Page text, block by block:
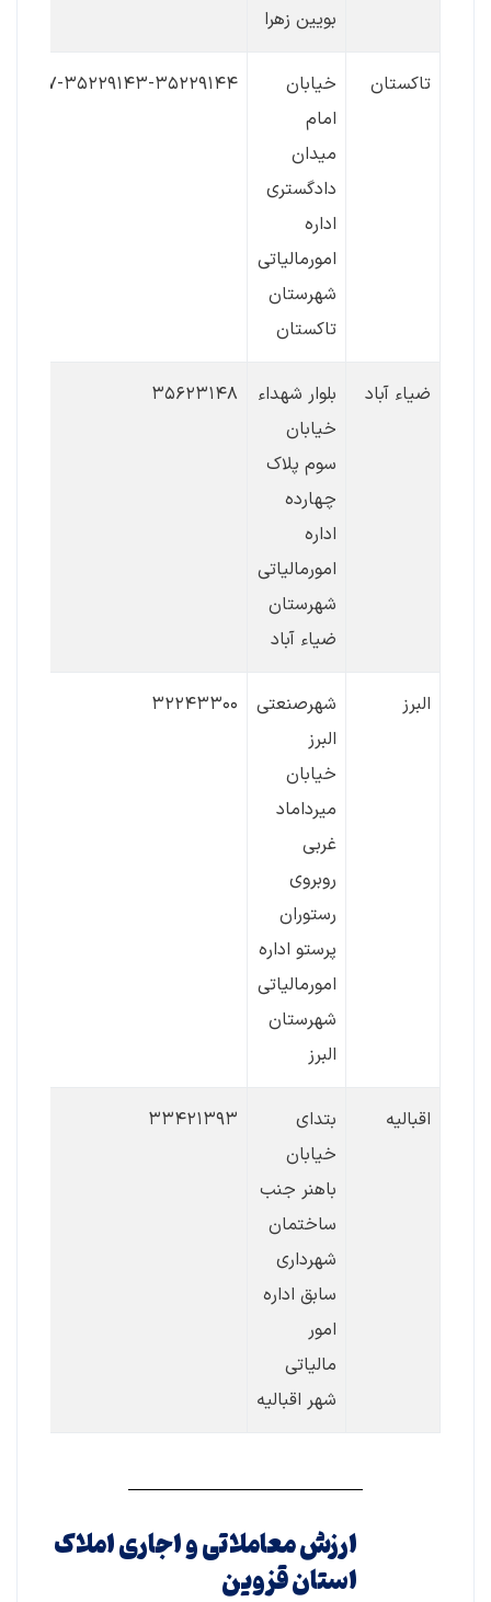
بویین زهرا
تاکستان
خیابان
امام
میدان
دادگستری
اداره
امورمالیاتی
شهرستان
تاکستان
۳۵۲۳۱۳۵۷-۳۵۲۲۹۱۴۳-
ضیاء آباد
بلوار شهداء
خیابان
سوم پلاک
چهارده
اداره
امورمالیاتی
شهرستان
ضیاء آباد
۳۵۶۲۳۱۴۸
البرز
شهرصنعتی
البرز
خیابان
میرداماد
غربی
روبروی
رستوران
پرستو اداره
امورمالیاتی
شهرستان
البرز
۳۲۲۴۳۳۰۰
اقبالیه
بتدای
خیابان
باهنر جنب
ساختمان
شهرداری
سابق اداره
امور
مالیاتی
شهر اقبالیه
۳۳۴۲۱۳۹۳
ارزش معاملاتی و اجاری املاک
استان قزوین